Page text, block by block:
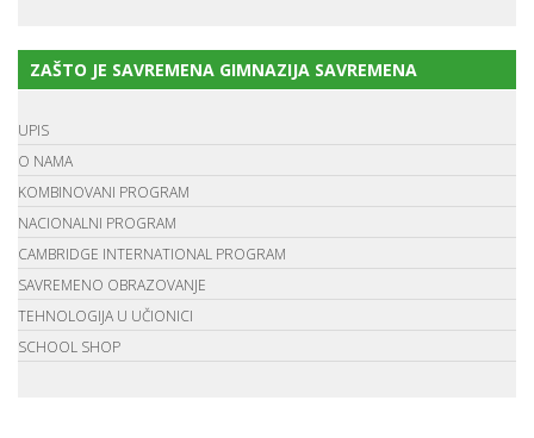
ZAŠTO JE SAVREMENA GIMNAZIJA SAVREMENA
UPIS
O NAMA
KOMBINOVANI PROGRAM
NACIONALNI PROGRAM
CAMBRIDGE INTERNATIONAL PROGRAM
SAVREMENO OBRAZOVANJE
TEHNOLOGIJA U UČIONICI
SCHOOL SHOP